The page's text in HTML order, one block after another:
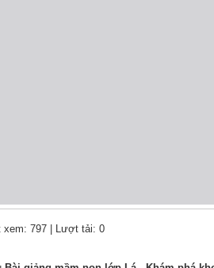
xem: 797 | Lượt tải: 0